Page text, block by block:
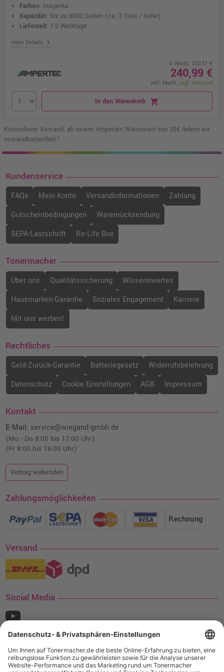
Farben: magenta
Kapazität: bis zu 8000 Seiten (ca. 3 Cent / Seite)
Lieferzeit: 1-2 Werktage
mehr Details chevron_right
o. MwSt. 202,51 €
240,99 €
inkl. MwSt. zzgl. Versand
In den Warenkorb shopping_cart
Kostenloser Versand: ab einem Ampertec Warenwert von 35€ liefern wir
versandkostenfrei!¹
Kundenservice
FAQs Mein Konto Versandinformationen
Zahlung
Gutscheinbedingungen
Warenrücksendung
SEPA-Lastschrift
Re-Life Box
Tonermacher
Über uns Qualitätssicherung
Wissenswertes
Hausmarken-Garantie
Soziales Engagement
Karriere
Mit uns werben!
Rechtliches
Geld-Zurück-Garantie Batteriegesetz
Widerrufsbelehrung
Datenschutz
Cookie Einstellungen AGB Impressum
Kontakt
E-Mail: service@wiegand-gmbh.de
(Mo - Do 8:00 bis 17:00 Uhr)
(Fr 8:00 bis 16:00 Uhr)
Vertrag widerrufen
Zahlungsmöglichkeiten
Rechnung
Versand
Social Media
¹ Nur gültig für den Versand innerhalb Deutschlands. Befindet sich ein Warenwert
von mindestens 35€ (inkl. Mwst.) an Ampertec Artikeln in Ihrem Warenkorb, ist der
Versand für Sie kostenfrei.